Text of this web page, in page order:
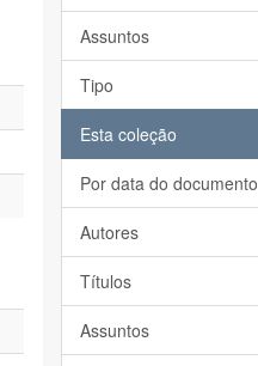
Assuntos
Tipo
Esta coleção
Por data do documento
Autores
Títulos
Assuntos